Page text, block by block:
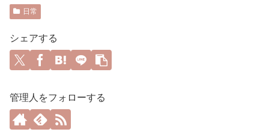
日常
シェアする
管理人をフォローする